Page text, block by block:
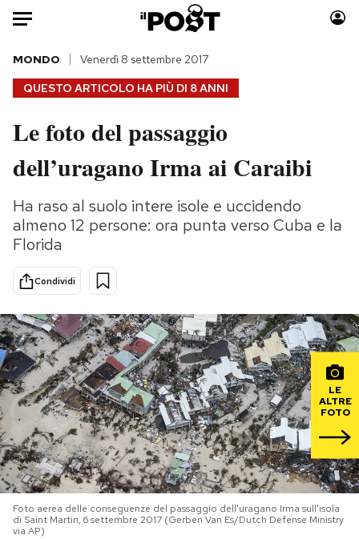
Auto
HOME
Italia
Politica
Tecnologia
Internet
Scienza
Cultura
Economia
Sport
Moda
Consumismi
Storie/Idee
Ok Boomer!
Mondiali calcio 2026
PODCAST
NEWSLETTER
I MIEI PREFERITI
QUESTO ARTICOLO HA PIÙ DI 8 ANNI
MONDO Venerdì 8 settembre 2017
Le foto del passaggio
dell’uragano Irma ai Caraibi
Ha raso al suolo intere isole e uccidendo
almeno 12 persone: ora punta verso Cuba e la
Florida
Condividi
LE
ALTRE
FOTO
Foto aerea delle conseguenze del passaggio dell'uragano Irma sull'isola
di Saint Martin, 6 settembre 2017 (Gerben Van Es/Dutch Defense Ministry
via AP)